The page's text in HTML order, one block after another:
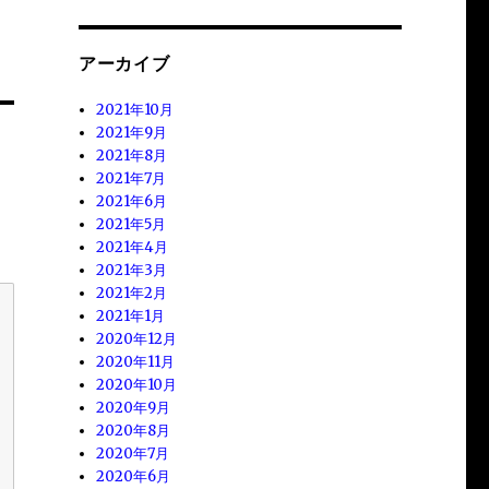
アーカイブ
2021年10月
2021年9月
2021年8月
2021年7月
2021年6月
2021年5月
2021年4月
2021年3月
2021年2月
2021年1月
2020年12月
2020年11月
2020年10月
2020年9月
2020年8月
2020年7月
2020年6月